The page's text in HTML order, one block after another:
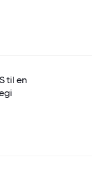
til en